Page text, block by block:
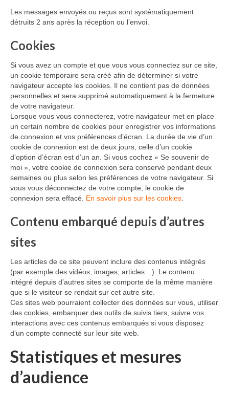
Les messages envoyés ou reçus sont systématiquement
détruits 2 ans après la réception ou l’envoi.
Cookies
Si vous avez un compte et que vous vous connectez sur ce site,
un cookie temporaire sera créé afin de déterminer si votre
navigateur accepte les cookies. Il ne contient pas de données
personnelles et sera supprimé automatiquement à la fermeture
de votre navigateur.
Lorsque vous vous connecterez, votre navigateur met en place
un certain nombre de cookies pour enregistrer vos informations
de connexion et vos préférences d’écran. La durée de vie d’un
cookie de connexion est de deux jours, celle d’un cookie
d’option d’écran est d’un an. Si vous cochez « Se souvenir de
moi », votre cookie de connexion sera conservé pendant deux
semaines ou plus selon les préférences de votre navigateur. Si
vous vous déconnectez de votre compte, le cookie de
connexion sera effacé.
En savoir plus sur les cookies
Contenu embarqué depuis d’autres
sites
Les articles de ce site peuvent inclure des contenus intégrés
(par exemple des vidéos, images, articles…). Le contenu
intégré depuis d’autres sites se comporte de la même manière
que si le visiteur se rendait sur cet autre site.
Ces sites web pourraient collecter des données sur vous, utiliser
des cookies, embarquer des outils de suivis tiers, suivre vos
interactions avec ces contenus embarqués si vous disposez
d’un compte connecté sur leur site web.
Statistiques et mesures
d’audience